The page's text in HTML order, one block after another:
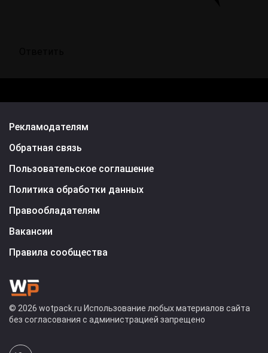
Рекламодателям
Обратная связь
Пользовательское соглашение
Политика обработки данных
Правообладателям
Вакансии
Правила сообщества
© 2026 wotpack.ru Использование любых материалов сайта
без согласования с администрацией запрещено